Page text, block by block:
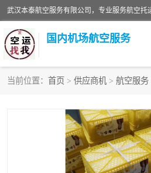
国内机场航空服务
当前位置： 首页 > 供应商机 > 航空服务